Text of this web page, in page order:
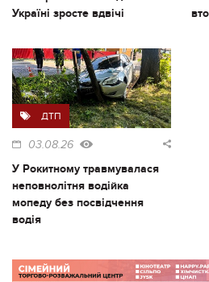
Україні зросте вдвічі
ДТП
03.08.26
У Рокитному травмувалася
неповнолітня водійка
мопеду без посвідчення
водія